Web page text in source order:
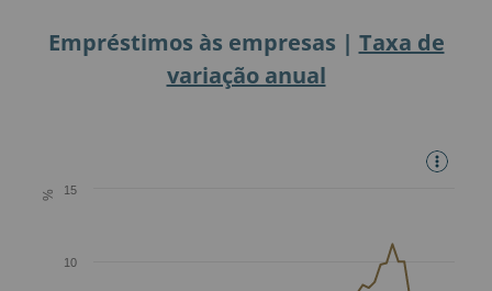
Empréstimos às empresas | Taxa de
variação anual